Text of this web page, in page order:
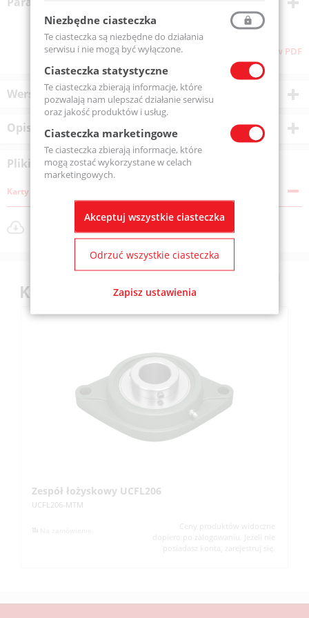
Pliki do pobrania Pobierz stronę w PDF
Wersje produktu
Opis produktu
Pliki do pobrania
Karty katalogowe
VL601220ST.pdf
Rozmiar pliku: 559 KB
Klienci kupili również
Zespół łożyskowy UCFL206
UCFL206-MTM
Ceny produktów widoczne
dopiero po zalogowaniu. Jeżeli nie
posiadasz konta, zarejestruj się.
Niezbędne ciasteczka
Te ciasteczka są niezbędne do działania
serwisu i nie mogą być wyłączone.
Ciasteczka statystyczne
Te ciasteczka zbierają informacje, które
pozwalają nam ulepszać działanie serwisu
oraz jakość produktów i usług.
Ciasteczka marketingowe
Te ciasteczka zbierają informacje, które
mogą zostać wykorzystane w celach
marketingowych.
Akceptuj wszystkie ciasteczka
Odrzuć wszystkie ciasteczka
Zapisz ustawienia